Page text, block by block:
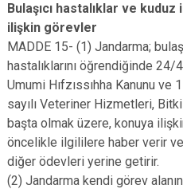
Bulaşıcı hastalıklar ve
ilişkin görevler
MADDE 15- (1) Jandarma;
hastalıklarını öğrendiğinde
Umumi Hıfzıssıhha Kanunu
sayılı Veteriner Hizmetleri, Bitki
başta olmak üzere, konuya
öncelikle ilgililere haber verir
diğer ödevleri yerine getirir.
(2) Jandarma kendi görev